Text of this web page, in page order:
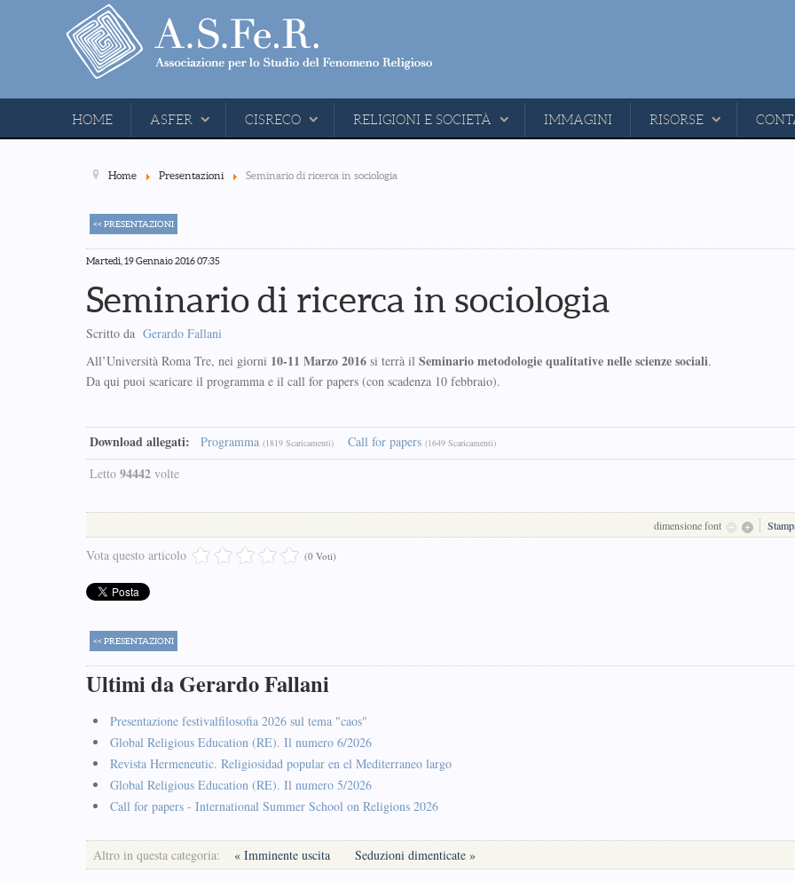
HOME ASFER CISRECO RELIGIONI E SOCIETÀ IMMAGINI RISORSE
Home Presentazioni Seminario di ricerca in sociologia
<< PRESENTAZIONI
Martedì, 19 Gennaio 2016 07:35
Seminario di ricerca in sociologia
Scritto da Gerardo Fallani
All’Università Roma Tre, nei giorni 10-11 Marzo 2016 si terrà il Seminario metodologie qualitative nelle scienze sociali.
Da qui puoi scaricare il programma e il call for papers (con scadenza 10 febbraio).
Download allegati: Programma (1819 Scaricamenti) Call for papers (1649 Scaricamenti)
Letto 94442 volte
dimensione font
Vota questo articolo (0 Voti)
<< PRESENTAZIONI
Ultimi da Gerardo Fallani
Presentazione festivalfilosofia 2026 sul tema "caos"
Global Religious Education (RE). Il numero 6/2026
Revista Hermeneutic. Religiosidad popular en el Mediterraneo largo
Global Religious Education (RE). Il numero 5/2026
Call for papers - International Summer School on Religions 2026
Altro in questa categoria: « Imminente uscita Seduzioni dimenticate »